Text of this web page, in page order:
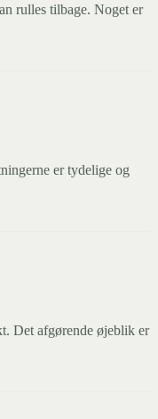
rulles tilbage. Noget er
er tydelige og
Det afgørende øjeblik er